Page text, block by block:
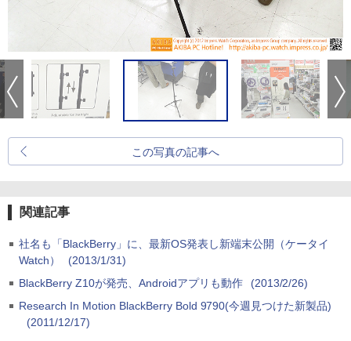
この写真の記事へ
関連記事
社名も「BlackBerry」に、最新OS発表し新端末公開（ケータイ
Watch）
(2013/1/31)
BlackBerry Z10が発売、Androidアプリも動作
(2013/2/26)
Research In Motion BlackBerry Bold 9790(今週見つけた新製品)
(2011/12/17)